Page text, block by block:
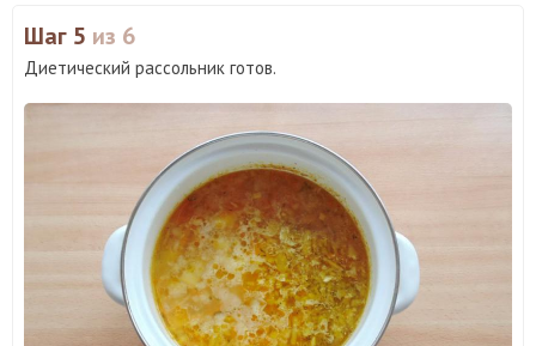
Шаг 5 из 6
Диетический рассольник готов.